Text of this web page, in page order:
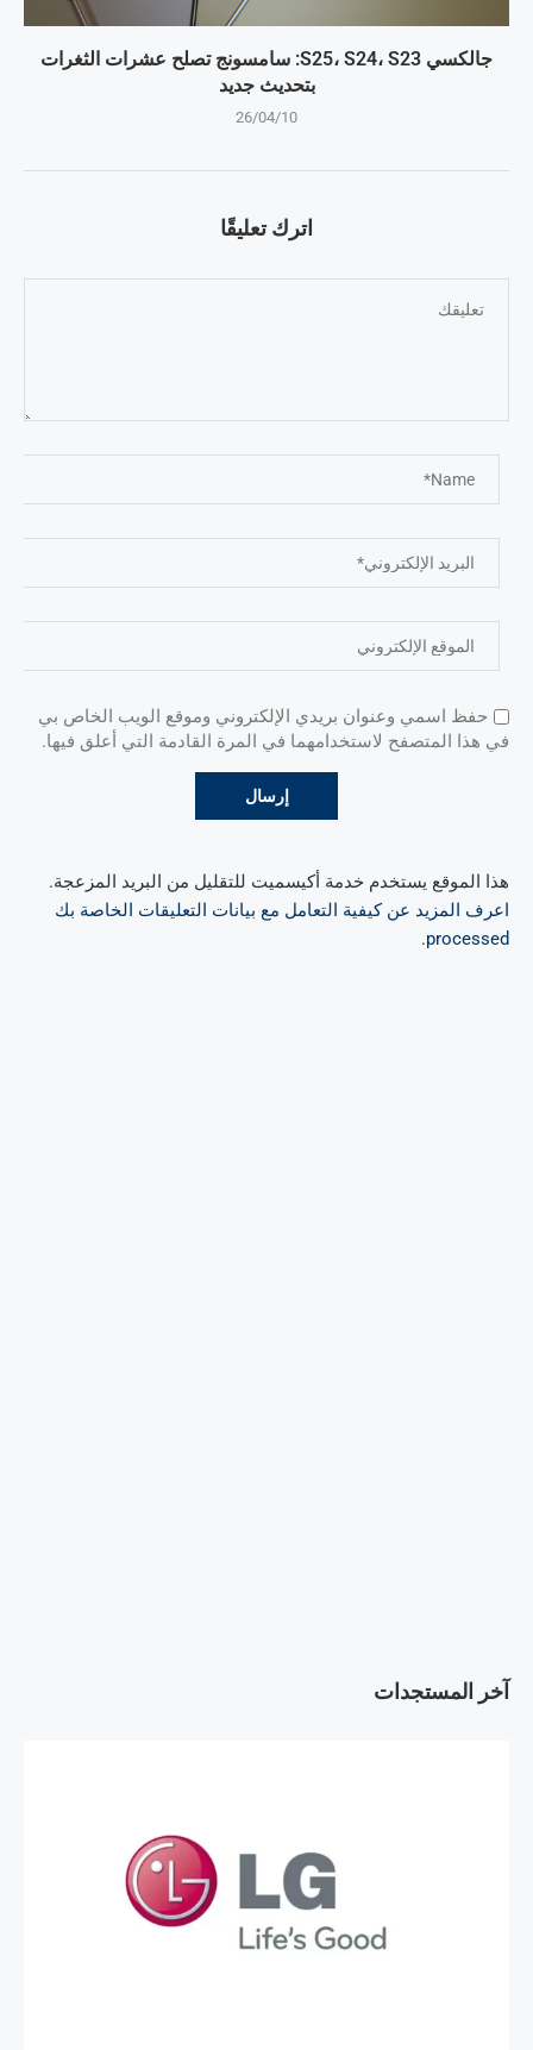
جالكسي S25، S24، S23: سامسونج تصلح عشرات الثغرات
بتحديث جديد
26/04/10
اترك تعليقًا
حفظ اسمي وعنوان بريدي الإلكتروني وموقع الويب الخاص بي
في هذا المتصفح لاستخدامهما في المرة القادمة التي أعلق فيها.
هذا الموقع يستخدم خدمة أكيسميت للتقليل من البريد المزعجة.
اعرف المزيد عن كيفية التعامل مع بيانات التعليقات الخاصة بك
processed
.
آخر المستجدات